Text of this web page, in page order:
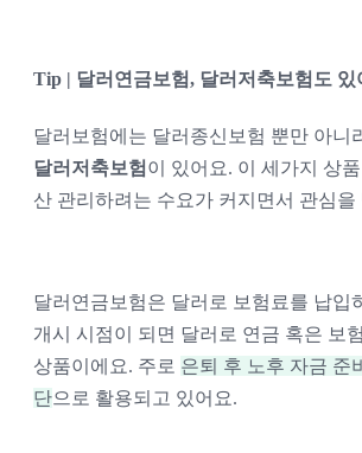
Tip | 달러연금보험, 달러저축보험도 있
달러보험에는 달러종신보험 뿐만 아니
달러저축보험 이 있어요. 이 세가지 상
산 관리하려는 수요가 커지면서 관심을
달러연금보험은 달러로 보험료를 납입
개시 시점이 되면 달러로 연금 혹은 보
상품이에요. 주로 은퇴 후 노후 자금 준
단으로 활용되고 있어요.